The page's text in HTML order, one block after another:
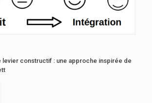
levier constructif : une approche inspirée de